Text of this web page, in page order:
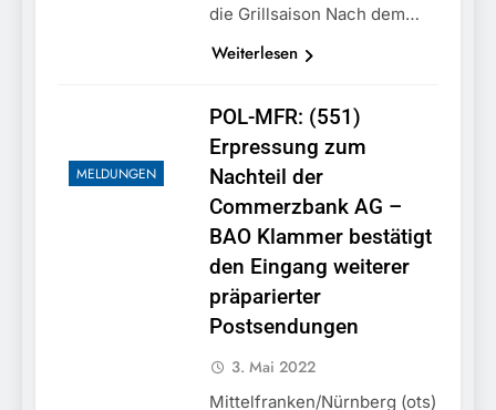
die Grillsaison Nach dem…
Weiterlesen
MELDUNGEN
POL-MFR: (551)
Erpressung zum
Nachteil der
Commerzbank AG –
BAO Klammer bestätigt
den Eingang weiterer
präparierter
Postsendungen
3. Mai 2022
Mittelfranken/Nürnberg (ots)